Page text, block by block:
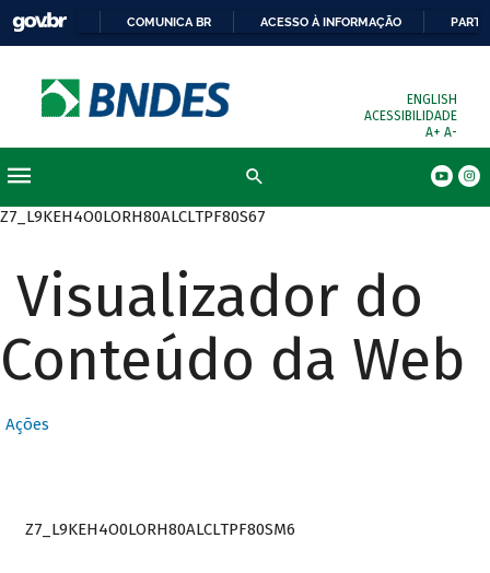
COMUNICA BR ACESSO À INFORMAÇÃO
ENGLISH
ACESSIBILIDADE
A+ A-
Z7_L9KEH4O0LORH80ALCLTPF80S67
Visualizador do
Conteúdo da Web
Ações
Z7_L9KEH4O0LORH80ALCLTPF80SM6